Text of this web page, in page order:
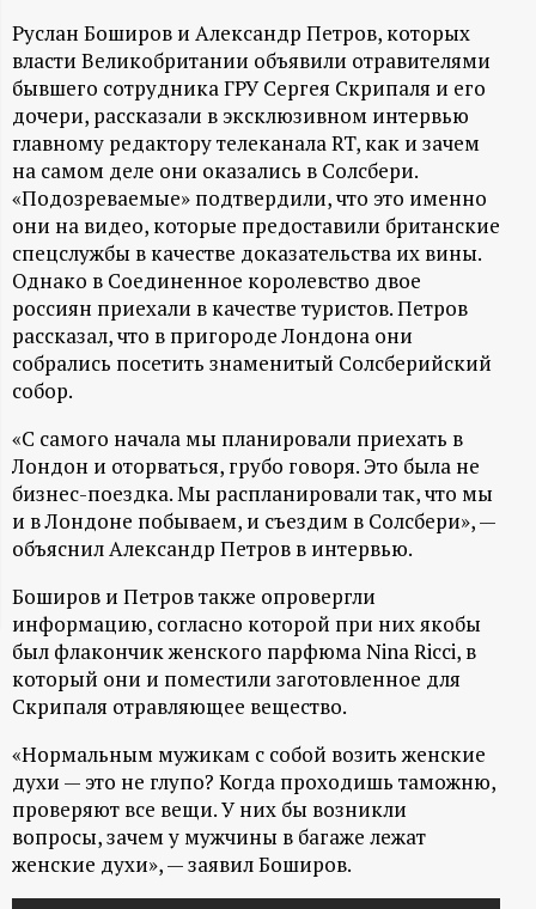
Д
А
Н
-
и
н
ф
о
р
м
а
ц
и
о
н
н
Руслан Боширов и Александр Петров, которых
власти Великобритании объявили отравителями
бывшего сотрудника ГРУ Сергея Скрипаля и его
дочери, рассказали в эксклюзивном интервью
главному редактору телеканала RT, как и зачем
на самом деле они оказались в Солсбери.
«Подозреваемые» подтвердили, что это именно
они на видео, которые предоставили британские
спецслужбы в качестве доказательства их вины.
Однако в Соединенное королевство двое
россиян приехали в качестве туристов. Петров
рассказал, что в пригороде Лондона они
собрались посетить знаменитый Солсберийский
собор.
«С самого начала мы планировали приехать в
Лондон и оторваться, грубо говоря. Это была не
бизнес-поездка. Мы распланировали так, что мы
и в Лондоне побываем, и съездим в Солсбери», —
объяснил Александр Петров в интервью.
Боширов и Петров также опровергли
информацию, согласно которой при них якобы
был флакончик женского парфюма Nina Ricci, в
который они и поместили заготовленное для
Скрипаля отравляющее вещество.
«Нормальным мужикам с собой возить женские
духи — это не глупо? Когда проходишь таможню,
проверяют все вещи. У них бы возникли
вопросы, зачем у мужчины в багаже лежат
женские духи», — заявил Боширов.